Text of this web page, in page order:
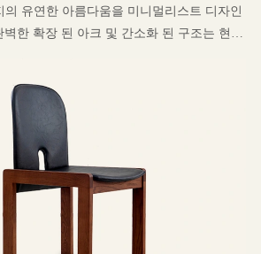
유연한 아름다움을 미니멀리스트 디자인
한 확장 된 아크 및 간소화 된 구조는 현대